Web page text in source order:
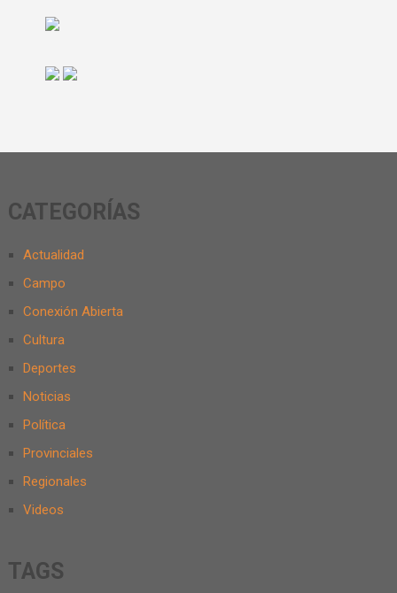
CATEGORÍAS
Actualidad
Campo
Conexión Abierta
Cultura
Deportes
Noticias
Política
Provinciales
Regionales
Videos
TAGS